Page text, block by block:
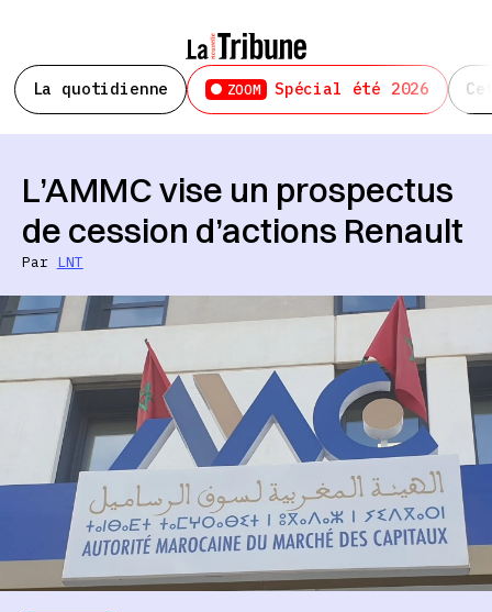
La quotidienne ZOOM Spécial été 2026
L’AMMC vise un prospectus
de cession d’actions Renault
Par LNT